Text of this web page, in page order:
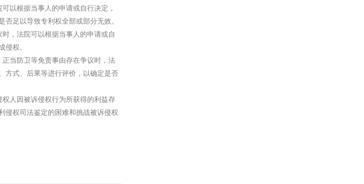
废盐的处理和利用 土壤污染检测
以根据当事人的申请或自行决定，
足以导致专利权全部或部分无效。
，法院可以根据当事人的申请或自
侵权。
当防卫等免责事由存在争议时，法
方式、后果等进行评价，以确定是否
人因被诉侵权行为所获得的利益存
侵权司法鉴定的困难和挑战被诉侵权